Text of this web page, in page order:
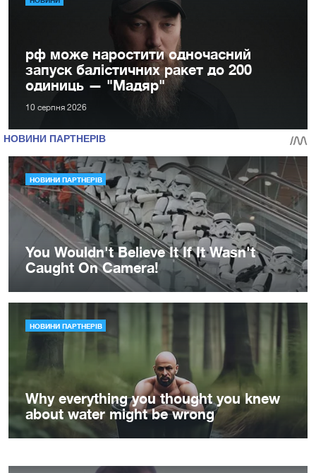
рф може наростити одночасний
запуск балістичних ракет до 200
одиниць — "Мадяр"
10 серпня 2026